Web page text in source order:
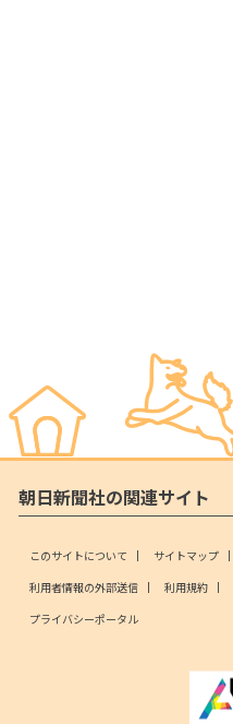
朝日新聞社の関連サイト
このサイトについて サイトマップ
利用者情報の外部送信
利用規約
プライバシーポータル